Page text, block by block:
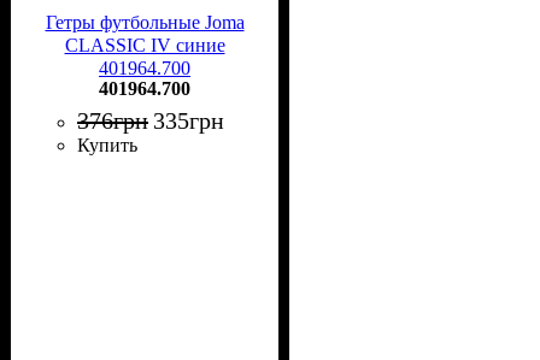
Гетры футбольные Joma
CLASSIC IV синие
401964.700
401964.700
376грн 335грн
Купить